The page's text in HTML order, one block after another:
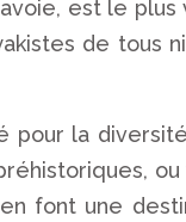
est le
de tous
la
font une